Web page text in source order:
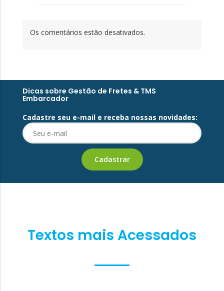
Os comentários estão desativados.
Dicas sobre Gestão de Fretes & TMS
Embarcador
Cadastre seu e-mail e receba nossas novidades:
Textos mais Acessados